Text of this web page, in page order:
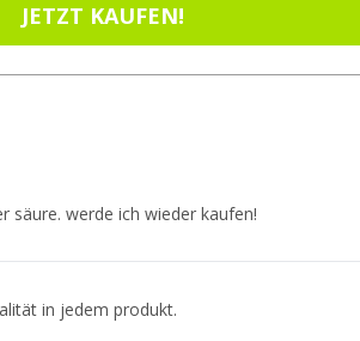
JETZT KAUFEN!
säure. werde ich wieder kaufen!
in jedem produkt.